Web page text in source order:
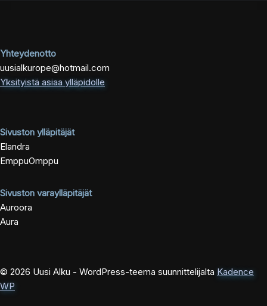
Yhteydenotto
uusialkurope@hotmail.com
Yksityistä asiaa ylläpidolle
Sivuston ylläpitäjät
Elandra
EmppuOmppu
Sivuston varaylläpitäjät
Auroora
Aura
© 2026 Uusi Alku - WordPress-teema suunnittelijalta Kadence
WP